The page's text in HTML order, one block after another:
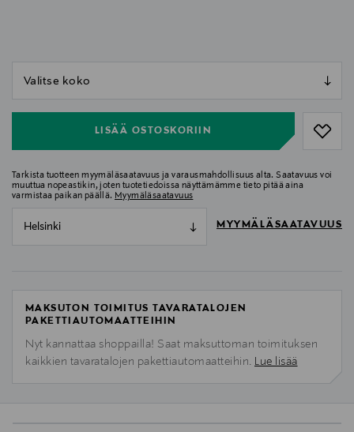
LISÄÄ OSTOSKORIIN
Tarkista tuotteen myymäläsaatavuus ja varausmahdollisuus alta. Saatavuus voi
muuttua nopeastikin, joten tuotetiedoissa näyttämämme tieto pitää aina
varmistaa paikan päällä. Myymäläsaatavuus
Helsinki MYYMÄLÄSAATAVUUS
MAKSUTON TOIMITUS TAVARATALOJEN
PAKETTIAUTOMAATTEIHIN
Nyt kannattaa shoppailla! Saat maksuttoman toimituksen
kaikkien tavaratalojen pakettiautomaatteihin. Lue lisää